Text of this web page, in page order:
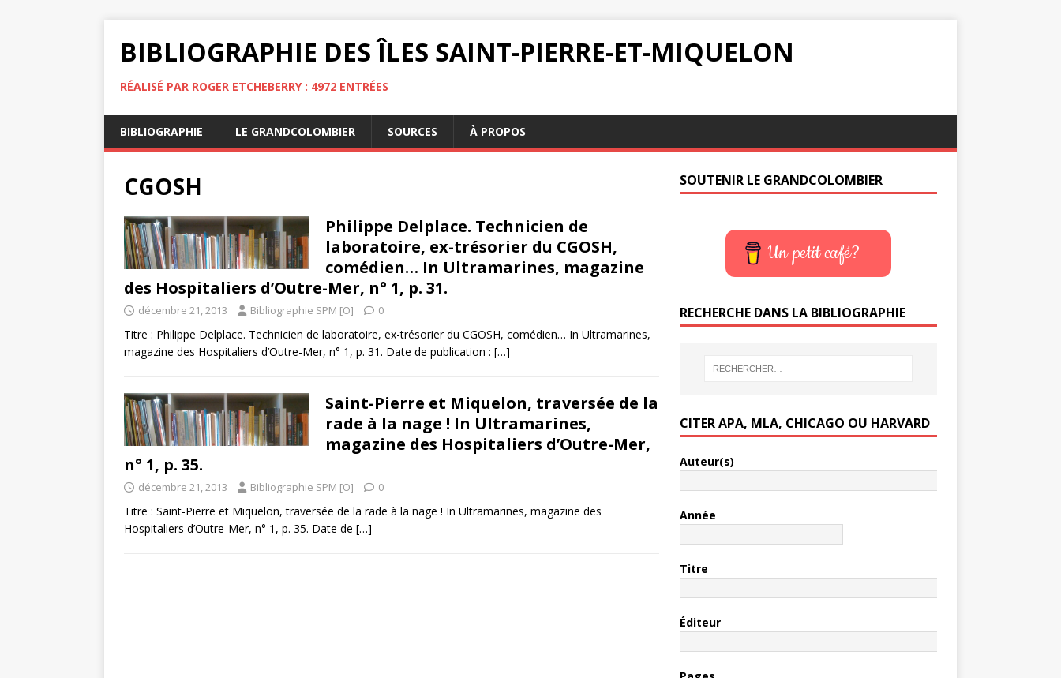
BIBLIOGRAPHIE DES ÎLES SAINT-PIERRE-ET-MIQUELON
RÉALISÉ PAR ROGER ETCHEBERRY : 4972 ENTRÉES
BIBLIOGRAPHIE LE GRANDCOLOMBIER SOURCES À PROPOS
CGOSH
Philippe Delplace. Technicien de
laboratoire, ex-trésorier du CGOSH,
comédien… In Ultramarines, magazine
des Hospitaliers d’Outre-Mer, n° 1, p. 31.
décembre 21, 2013 Bibliographie SPM [O] 0
Titre : Philippe Delplace. Technicien de laboratoire, ex-trésorier du CGOSH, comédien… In Ultramarines,
magazine des Hospitaliers d’Outre-Mer, n° 1, p. 31. Date de publication : […]
Saint-Pierre et Miquelon, traversée de la
rade à la nage ! In Ultramarines,
magazine des Hospitaliers d’Outre-Mer,
n° 1, p. 35.
décembre 21, 2013 Bibliographie SPM [O] 0
Titre : Saint-Pierre et Miquelon, traversée de la rade à la nage ! In Ultramarines, magazine des
Hospitaliers d’Outre-Mer, n° 1, p. 35. Date de […]
SOUTENIR LE GRANDCOLOMBIER
Un petit café?
RECHERCHE DANS LA BIBLIOGRAPHIE
CITER APA, MLA, CHICAGO OU HARVARD
Auteur(s)
Année
Titre
Éditeur